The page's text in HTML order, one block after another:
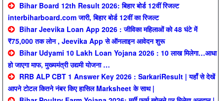
Bihar Board 12th Result 2026: बिहार बोर्ड 12वीं रिजल्ट
interbiharboard.com जारी, बिहार बोर्ड 12वीं का रिजल्ट
Bihar Jeevika Loan App 2026 : जीविका महिलाओं को 48 घंटे में
₹75,000 तक लोन , Jeevika App से ऑनलाइन आवेदन शुरू
Bihar Udyami 10 Lakh Loan Yojana 2026 : 10 लाख मिलेगा…आधा
हो जाएगा माफ, मुख्यमंत्री उद्यमी योजना …
RRB ALP CBT 1 Answer Key 2026 : SarkariResult | यहाँ से देखें
आपने टोटल कितने नंबर किए हासिल Marksheet के साथ |